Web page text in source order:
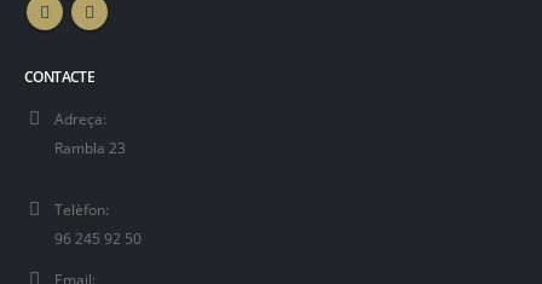
CONTACTE
Adreça:
Rambla 23
Telèfon:
96 245 92 50
Email: